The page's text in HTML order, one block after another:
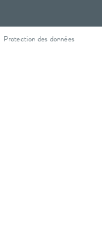
Protection des données